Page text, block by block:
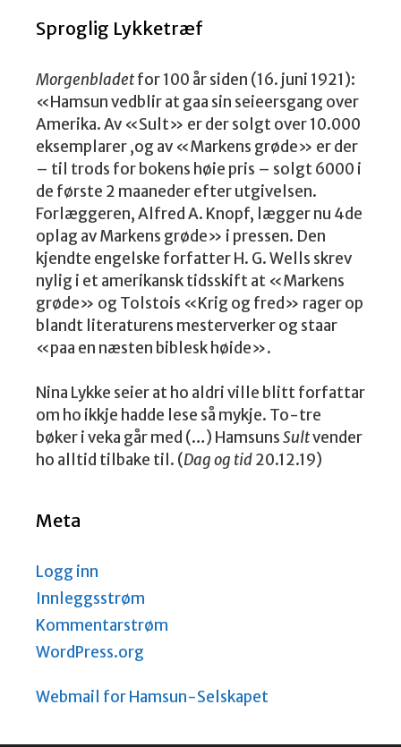
Sproglig Lykketræf
Morgenbladetfor 100 år siden (16. juni 1921):
«Hamsun vedblir at gaa sin seieersgang over
Amerika. Av «Sult» er der solgt over 10.000
eksemplarer ,og av «Markens grøde» er der
– til trods for bokens høie pris – solgt 6000 i
de første 2 maaneder efter utgivelsen.
Forlæggeren, Alfred A. Knopf, lægger nu 4de
oplag av Markens grøde» i pressen. Den
kjendte engelske forfatter H. G. Wells skrev
nylig i et amerikansk tidsskift at «Markens
grøde» og Tolstois «Krig og fred» rager op
blandt literaturens mesterverker og staar
«paa en næsten biblesk høide».
Nina Lykke seier at ho aldri ville blitt forfattar
om ho ikkje hadde lese så mykje. To-tre
bøker i veka går med (…) HamsunsSultvender
ho alltid tilbake til. (Dag og tid20.12.19)
Meta
Logg inn
Innleggsstrøm
Kommentarstrøm
WordPress.org
Webmail for Hamsun-Selskapet